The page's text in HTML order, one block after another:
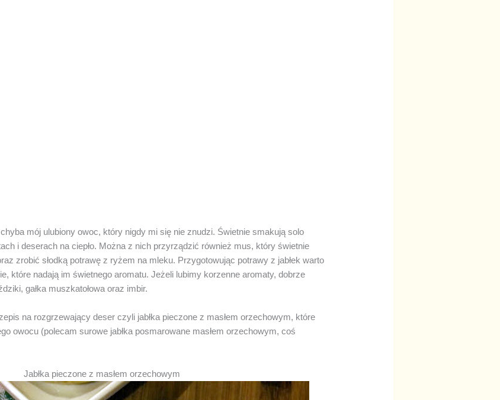
mój ulubiony owoc, który nigdy mi się nie znudzi. Świetnie smakują solo
i deserach na ciepło. Można z nich przyrządzić również mus, który świetnie
zrobić słodką potrawę z ryżem na mleku. Przygotowując potrawy z jabłek warto
które nadają im świetnego aromatu. Jeżeli lubimy korzenne aromaty, dobrze
gałka muszkatołowa oraz imbir.
na rozgrzewający deser czyli jabłka pieczone z masłem orzechowym, które
owocu (polecam surowe jabłka posmarowane masłem orzechowym, coś
Jabłka pieczone z masłem orzechowym